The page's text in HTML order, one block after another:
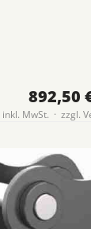
892,50
inkl. MwSt. · zzgl.